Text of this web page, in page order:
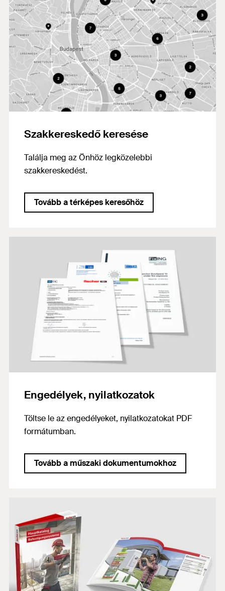
Szakkereskedő keresése
Találja meg az Önhöz legközelebbi
szakkereskedést.
Tovább a térképes keresőhöz
Engedélyek, nyilatkozatok
Töltse le az engedélyeket, nyilatkozatokat PDF
formátumban.
Tovább a műszaki dokumentumokhoz